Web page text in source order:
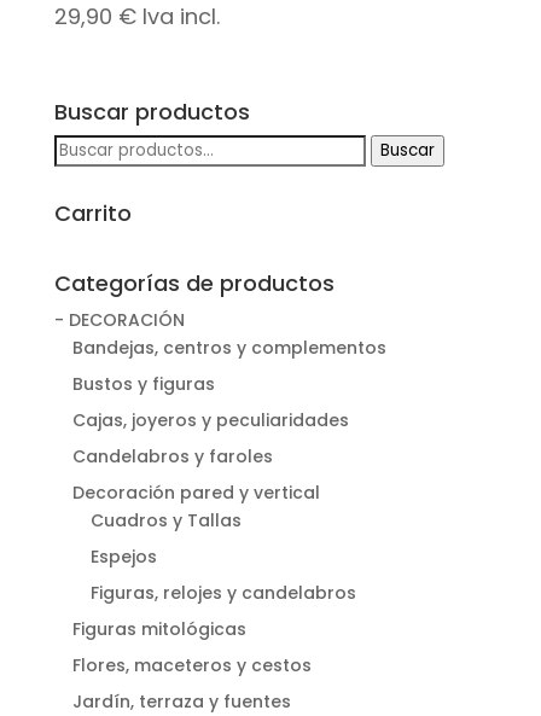
29,90 € Iva incl.
Buscar productos
Buscar
Buscar
Carrito
Categorías de productos
- DECORACIÓN
Bandejas, centros y complementos
Bustos y figuras
Cajas, joyeros y peculiaridades
Candelabros y faroles
Decoración pared y vertical
Cuadros y Tallas
Espejos
Figuras, relojes y candelabros
Figuras mitológicas
Flores, maceteros y cestos
Jardín, terraza y fuentes